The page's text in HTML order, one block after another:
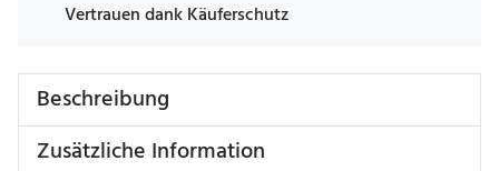
Vertrauen dank Käuferschutz
Beschreibung
Zusätzliche Information